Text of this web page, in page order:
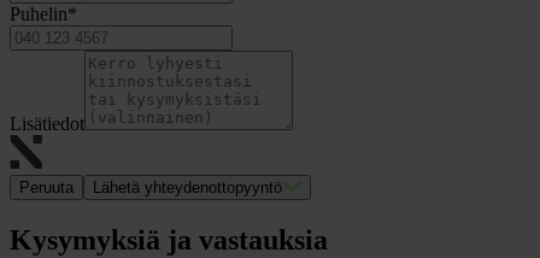
Puhelin*
Lisätiedot
Peruuta Lähetä yhteydenottopyyntö
Kysymyksiä ja vastauksia